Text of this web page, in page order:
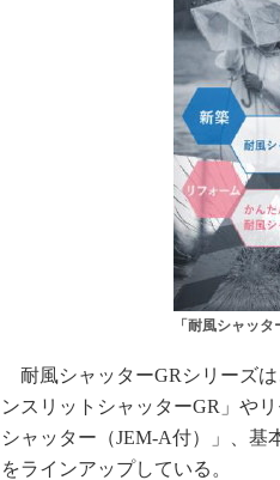
「耐風シャッ
耐風シャッターGRシリーズ
ンスリットシャッターGR」や
シャッター（JEM-A付）」、基
をラインアップしている。